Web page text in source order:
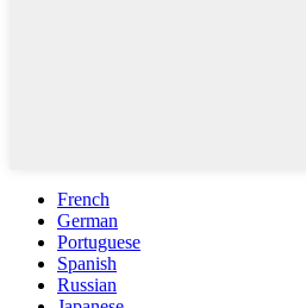
French
German
Portuguese
Spanish
Russian